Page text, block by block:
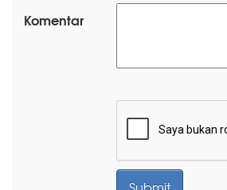
Komentar